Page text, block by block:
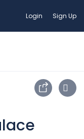
Login Sign Up